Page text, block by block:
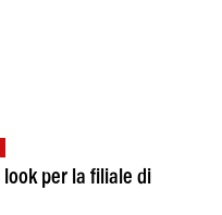
look per la filiale di